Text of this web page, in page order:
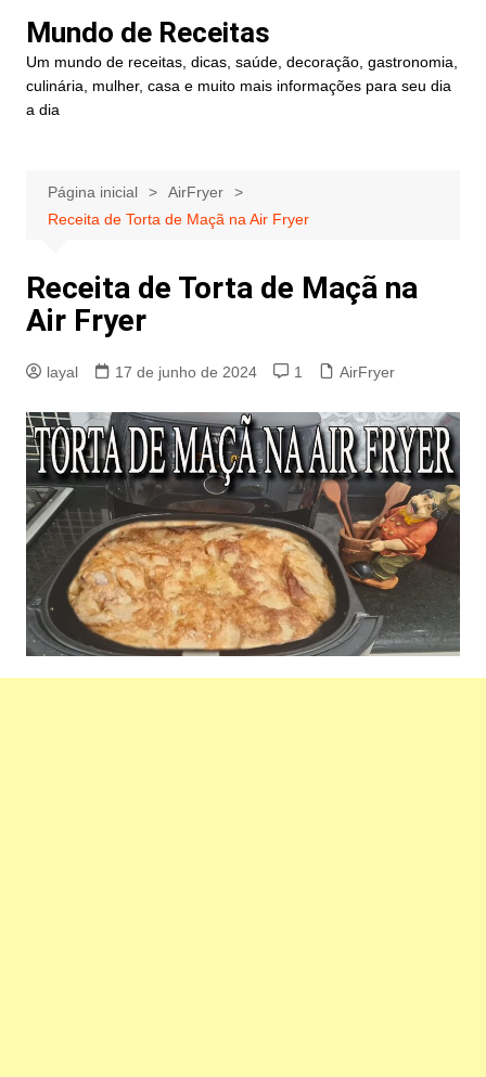
para
conteúdo
Mundo de Receitas
Um mundo de receitas, dicas, saúde, decoração, gastronomia,
culinária, mulher, casa e muito mais informações para seu dia
a dia
Página inicial
AirFryer
Receita de Torta de Maçã na Air Fryer
Receita de Torta de Maçã na
Air Fryer
layal 17 de junho de 2024 1 AirFryer